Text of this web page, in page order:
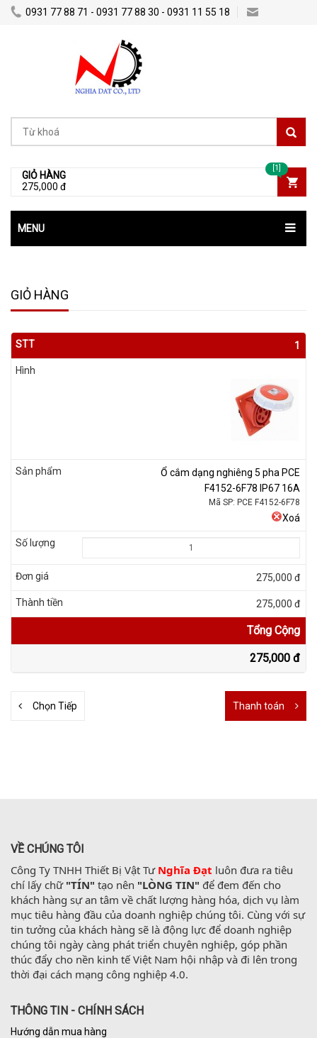
0931 77 88 71 - 0931 77 88 30 - 0931 11 55 18
GIỎ HÀNG
275,000 đ
[1]
MENU
GIỎ HÀNG
1
Ổ cắm dạng nghiêng 5 pha PCE
F4152-6F78 IP67 16A
Mã SP: PCE F4152-6F78
Xoá
275,000 đ
275,000 đ
Tổng Cộng
275,000 đ
Chọn Tiếp Thanh toán
VỀ CHÚNG TÔI
Công Ty TNHH Thiết Bị Vật Tư Nghĩa Đạt luôn đưa ra tiêu
chí lấy chữ "TÍN" tạo nên "LÒNG TIN" để đem đến cho
khách hàng sự an tâm về chất lượng hàng hóa, dịch vụ làm
mục tiêu hàng đầu của doanh nghiệp chúng tôi. Cùng với sự
tin tưởng của khách hàng sẽ là động lực để doanh nghiệp
chúng tôi ngày càng phát triển chuyên nghiệp, góp phần
thúc đẩy cho nền kinh tế Việt Nam hội nhập và đi lên trong
thời đại cách mạng công nghiệp 4.0.
THÔNG TIN - CHÍNH SÁCH
Hướng dẫn mua hàng